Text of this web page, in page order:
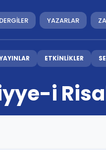
DERGİLER YAZARLAR
ETKİNLİKLER
i